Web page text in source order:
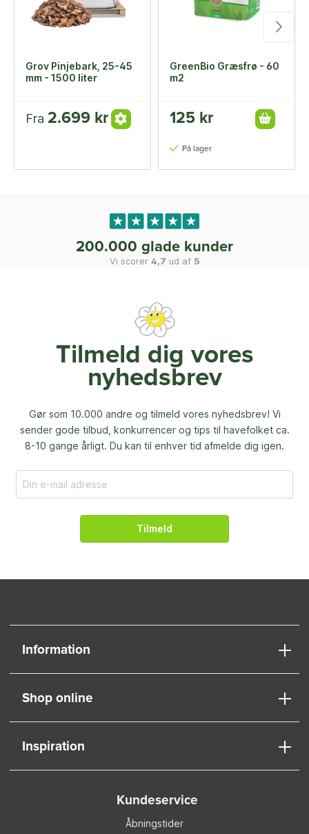
Grov Pinjebark, 25-45
mm - 1500 liter
Fra 2.699 kr
GreenBio Græsfrø - 60
m2
125 kr
På lager
200.000 glade kunder
Vi scorer 4,7 ud af 5
Tilmeld dig vores
nyhedsbrev
Gør som 10.000 andre og tilmeld vores nyhedsbrev! Vi
sender gode tilbud, konkurrencer og tips til havefolket ca.
8-10 gange årligt. Du kan til enhver tid afmelde dig igen.
Tilmeld
Information
Shop online
Inspiration
Kundeservice
Åbningstider